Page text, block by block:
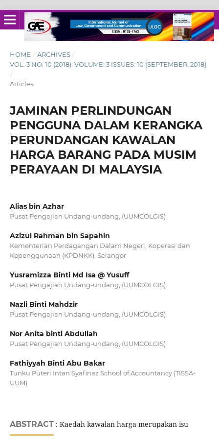
HOME / ARCHIVES /
VOL. 3 NO. 10 (2018): VOLUME: 3 ISSUES: 10 [SEPTEMBER, 2018]
/
Articles
JAMINAN PERLINDUNGAN
PENGGUNA DALAM KERANGKA
PERUNDANGAN KAWALAN
HARGA BARANG PADA MUSIM
PERAYAAN DI MALAYSIA
Alias bin Azhar
Pusat Pengajian Undang-undang, (UUMCOLGIS)
Azizul Rahman bin Sapahin
Kementerian Perdagangan Dalam Negeri, Koperasi dan
Kepenggunaan (KPDNKK), Selangor
Yusramizza Binti Md Isa @ Yusuff
Pusat Pengajian Undang-undang, (UUMCOLGIS)
Nazli Binti Mahdzir
Pusat Pengajian Undang-undang, (UUMCOLGIS)
Nor Anita binti Abdullah
Pusat Pengajian Undang-undang, (UUMCOLGIS)
Fathiyyah Binti Abu Bakar
Tunku Puteri Intan Syafinaz School of Accountancy (TISSA-
UUM)
ABSTRACT: Kaedah kawalan harga merupakan isu